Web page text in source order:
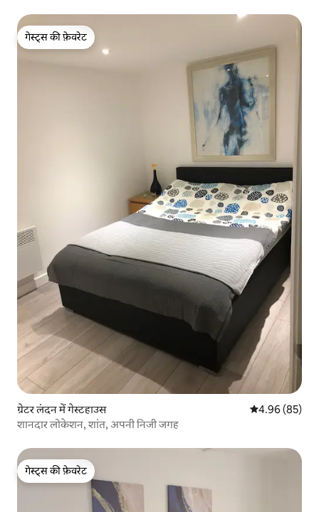
गेस्ट्स की फ़ेवरेट
गेस्ट्स की फ़ेवरेट
ग्रेटर लंदन में गेस्टहाउस औसत रेटिंग 5 में
4.96 (85)
शानदार लोकेशन, शांत, अपनी निजी जगह
गेस्ट्स की फ़ेवरेट
गेस्ट्स की फ़ेवरेट